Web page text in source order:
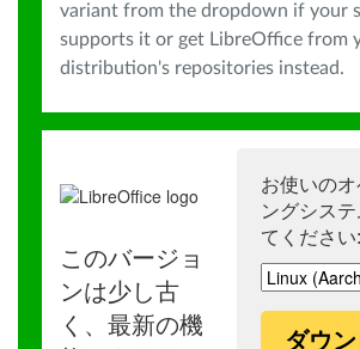
variant from the dropdown if your
supports it or get LibreOffice from
distribution's repositories instead.
お使いの
ングシス
てください:
ダウ
このバージョ
ンは少し古
く、最新の機